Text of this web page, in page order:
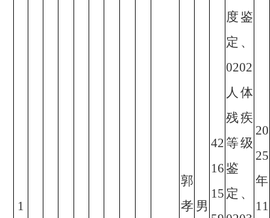
1
郭
孝 男
42
16
15
度鉴
定、
0202
人体
残疾
等级
鉴
定、
20
25
年
11